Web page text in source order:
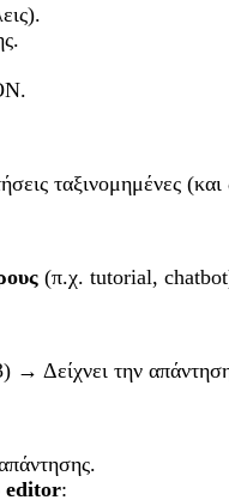
ταξινομημένες
(π.χ. tutorial, chatbot)
Δείχνει την
editor: